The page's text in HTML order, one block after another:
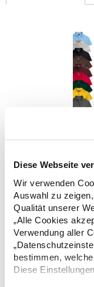
Diese Webseite
Wir verwenden
Auswahl zu
Qualität unserer
„Alle Cookies
Verwendung aller
bestimmen,
Diese
Hochwertig
Seitliche Schlitze Leicht tailliert Baumwoll-Piqué Gekämmte
100% Baumwolle
(Ash: 99%
Produktsicherheit:
Fashion GmbH Am
E-Mail:
* Preise inkl.